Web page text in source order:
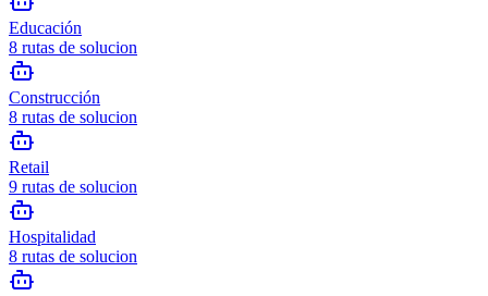
Educación
8 rutas de solucion
Construcción
8 rutas de solucion
Retail
9 rutas de solucion
Hospitalidad
8 rutas de solucion